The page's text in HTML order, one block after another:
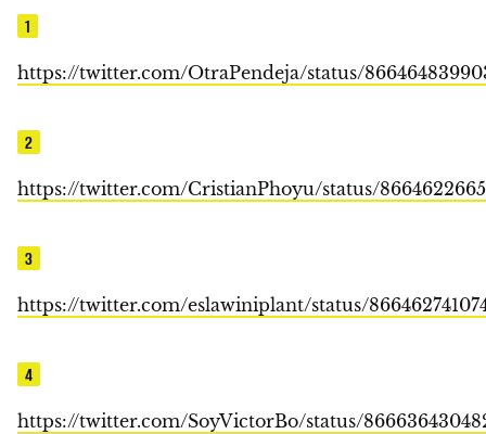
1
https://twitter.com/OtraPendeja/status/
2
https://twitter.com/CristianPhoyu/status/
3
https://twitter.com/eslawiniplant/status/
4
https://twitter.com/SoyVictorBo/status/